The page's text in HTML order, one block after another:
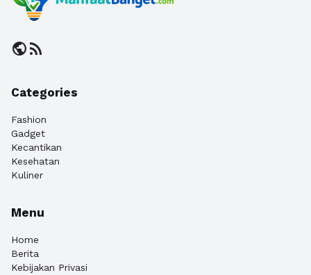
publicrss_feed
Categories
Fashion
Gadget
Kecantikan
Kesehatan
Kuliner
Menu
Home
Berita
Kebijakan Privasi